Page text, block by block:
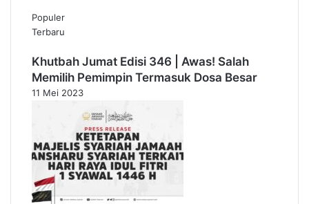
Populer
Terbaru
Khutbah Jumat Edisi 346 | Awas! Salah
Memilih Pemimpin Termasuk Dosa Besar
11 Mei 2023